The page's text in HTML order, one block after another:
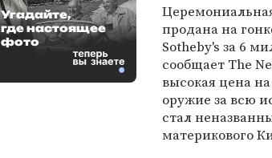
продана на
Sotheby's за 6
сообщает The
высокая цена
оружие за всю
стал
материкового
Угадайте,
где настоящее
фото